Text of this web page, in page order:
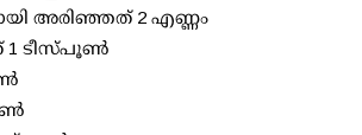
അരിഞ്ഞത് 2 എണ്ണം
1 ടീസ്പൂണ്‍